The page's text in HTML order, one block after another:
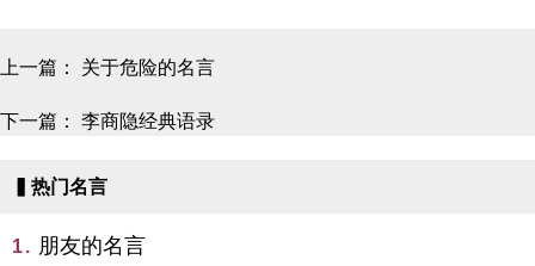
上一篇： 关于危险的名言
下一篇： 李商隐经典语录
▍热门名言
1. 朋友的名言